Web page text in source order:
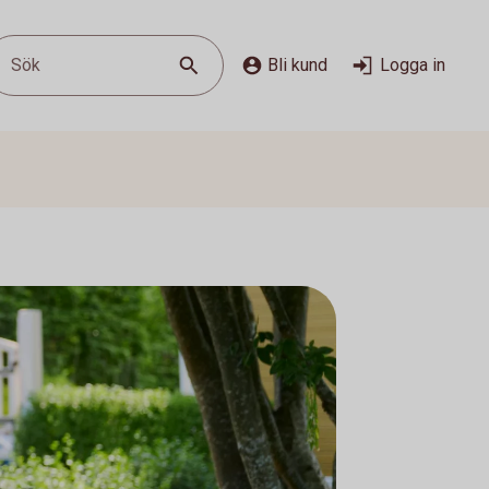
Sök Bli kund Logga in